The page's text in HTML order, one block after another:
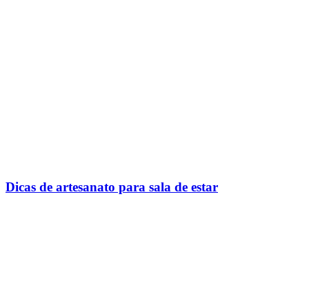
Dicas de artesanato para sala de estar